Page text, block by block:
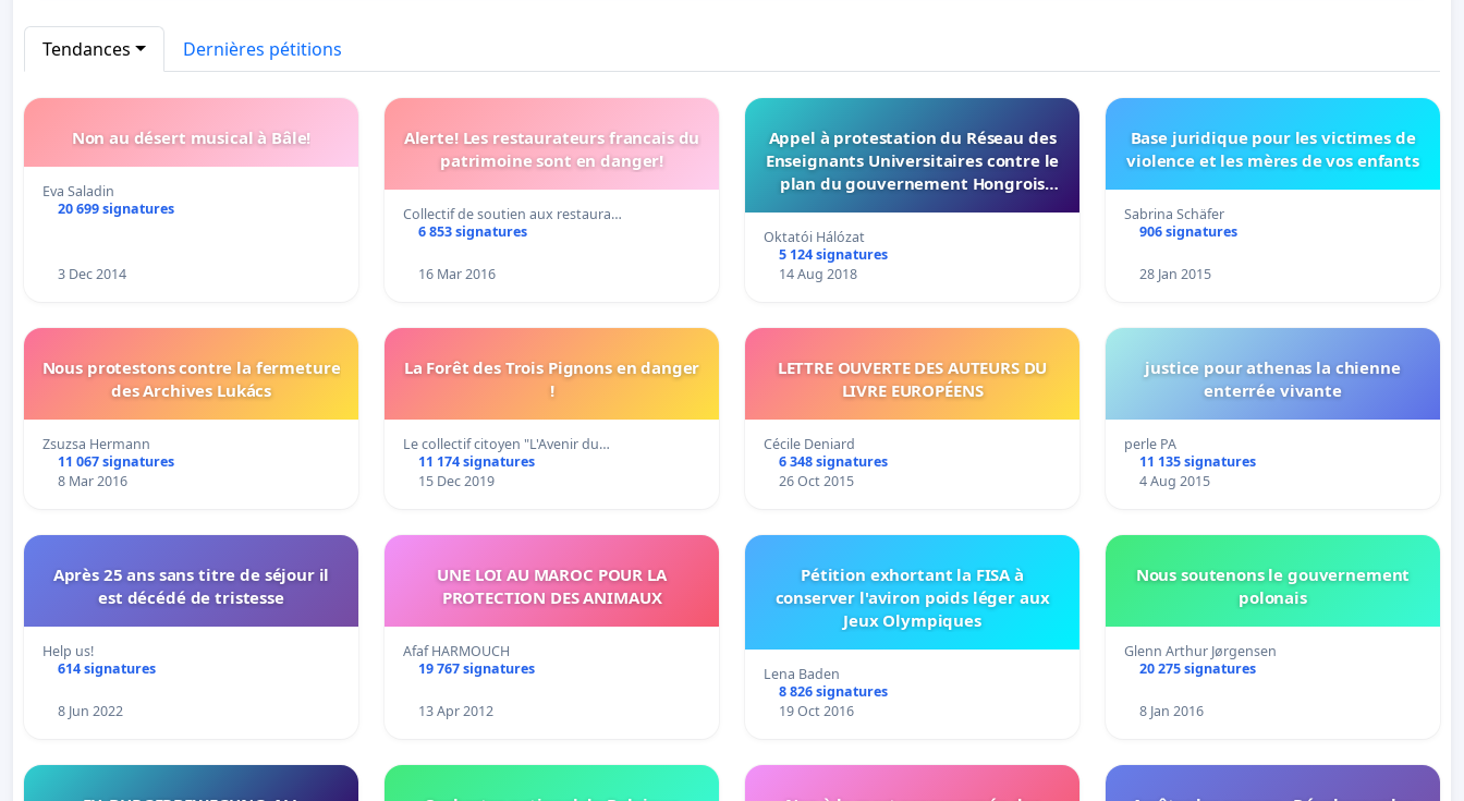
Tendances Dernières pétitions
Non au désert musical à Bâle!
Eva Saladin
20 699 signatures
3 Dec 2014
Alerte! Les restaurateurs francais du
patrimoine sont en danger!
Collectif de soutien aux restaura…
6 853 signatures
16 Mar 2016
Appel à protestation du Réseau des
Enseignants Universitaires contre le
plan du gouvernement Hongrois
Etudes sur le Genre »
Oktatói Hálózat
5 124 signatures
14 Aug 2018
Base juridique pour les victimes de
violence et les mères de vos enfants
Sabrina Schäfer
906 signatures
28 Jan 2015
Nous protestons contre la fermeture
des Archives Lukács
Zsuzsa Hermann
11 067 signatures
8 Mar 2016
La Forêt des Trois Pignons en danger
!
Le collectif citoyen "L'Avenir du…
11 174 signatures
15 Dec 2019
LETTRE OUVERTE DES AUTEURS DU
LIVRE EUROPÉENS
Cécile Deniard
6 348 signatures
26 Oct 2015
justice pour athenas la chienne
enterrée vivante
perle PA
11 135 signatures
4 Aug 2015
Après 25 ans sans titre de séjour il
est décédé de tristesse
Help us!
614 signatures
8 Jun 2022
UNE LOI AU MAROC POUR LA
PROTECTION DES ANIMAUX
Afaf HARMOUCH
19 767 signatures
13 Apr 2012
Pétition exhortant la FISA à
conserver l'aviron poids léger aux
Jeux Olympiques
Lena Baden
8 826 signatures
19 Oct 2016
Nous soutenons le gouvernement
polonais
Glenn Arthur Jørgensen
20 275 signatures
8 Jan 2016